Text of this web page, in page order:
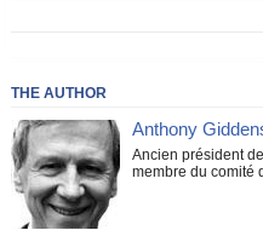
THE AUTHOR
Anthony
Ancien président
membre du comité